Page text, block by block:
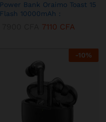
Power Bank Oraimo Toast 15
Flash 10000mAh :
7110 CFA
-10%